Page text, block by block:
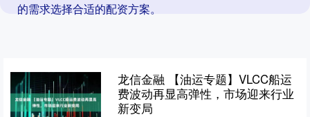
的需求选择合适的配资方案。
龙信金融 【油运专题】VLCC船运
费波动再显高弹性，市场迎来行业
新变局